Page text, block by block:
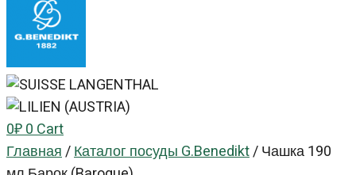
0₽0Cart
Главная/Каталог посуды G.Benedikt/Чашка 190